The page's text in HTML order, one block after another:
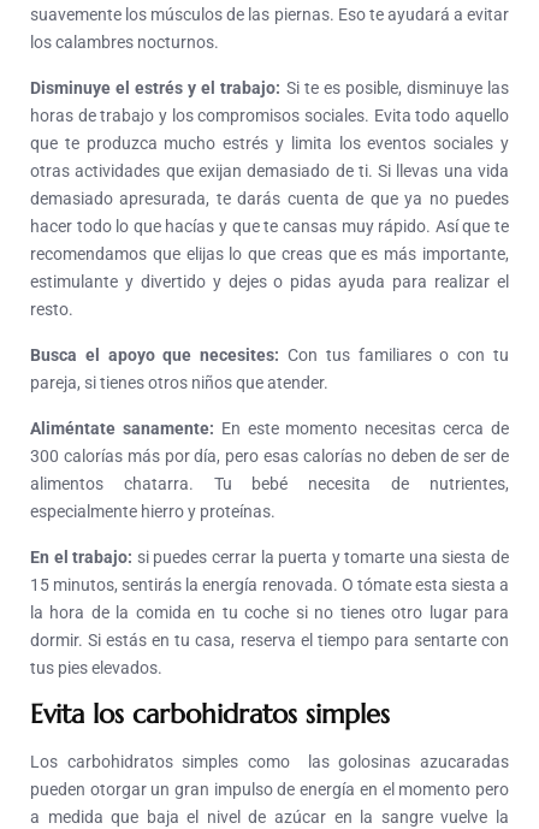
suavemente los músculos de las piernas. Eso te ayudará a evitar
los calambres nocturnos.
Disminuye el estrés y el trabajo: Si te es posible, disminuye las
horas de trabajo y los compromisos sociales. Evita todo aquello
que te produzca mucho estrés y limita los eventos sociales y
otras actividades que exijan demasiado de ti. Si llevas una vida
demasiado apresurada, te darás cuenta de que ya no puedes
hacer todo lo que hacías y que te cansas muy rápido. Así que te
recomendamos que elijas lo que creas que es más importante,
estimulante y divertido y dejes o pidas ayuda para realizar el
resto.
Busca el apoyo que necesites: Con tus familiares o con tu
pareja, si tienes otros niños que atender.
Aliméntate sanamente: En este momento necesitas cerca de
300 calorías más por día, pero esas calorías no deben de ser de
alimentos chatarra. Tu bebé necesita de nutrientes,
especialmente hierro y proteínas.
En el trabajo: si puedes cerrar la puerta y tomarte una siesta de
15 minutos, sentirás la energía renovada. O tómate esta siesta a
la hora de la comida en tu coche si no tienes otro lugar para
dormir. Si estás en tu casa, reserva el tiempo para sentarte con
tus pies elevados.
Evita los carbohidratos simples
Los carbohidratos simples como las golosinas azucaradas
pueden otorgar un gran impulso de energía en el momento pero
a medida que baja el nivel de azúcar en la sangre vuelve la